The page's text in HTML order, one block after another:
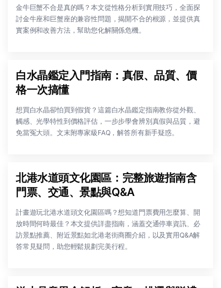
金牛巨蟹不合是真的嗎？本文從性格分析到實用技巧，全面探
討金牛座和巨蟹座的兼容性問題，揭開不合的根源，並提供真
實案例和改善方法，幫助您化解關係危機。
白水晶鑑定入門指南：真假、品質、價
格一次搞懂
想買白水晶卻怕買到假貨？這篇白水晶鑑定指南教你從外觀、
觸感、光學特性到價格評估，一步步學會辨別真假與品質，避
免當冤大頭。文末附專家級FAQ，解答所有新手疑惑。
北港水道頭文化園區：完整旅遊指南含
門票、交通、景點與Q&A
計畫遊玩北港水道頭文化園區嗎？想知道門票費用怎麼算、開
放時間何時最佳？本文提供詳盡指南，涵蓋交通停車資訊、必
訪景點推薦、附近景點如北港老街商圈介紹，以及實用Q&A解
答常見疑問，助您輕鬆規劃完美行程。